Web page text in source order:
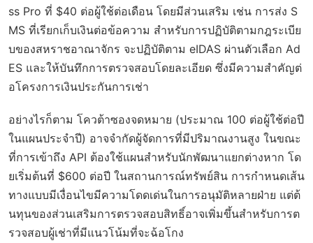
ss Pro ที่ $40 ต่อผู้ใช้ต่อเดือน โดยมีส่วนเสริม เช่น การส่ง S
MS ที่เรียกเก็บเงินต่อข้อความ สำหรับการปฏิบัติตามกฎระเบีย
บของสหราชอาณาจักร จะปฏิบัติตาม eIDAS ผ่านตัวเลือก Ad
ES และให้บันทึกการตรวจสอบโดยละเอียด ซึ่งมีความสำคัญต่
อโครงการเงินประกันการเช่า
อย่างไรก็ตาม โควต้าซองจดหมาย (ประมาณ 100 ต่อผู้ใช้ต่อปี
ในแผนประจำปี) อาจจำกัดผู้จัดการที่มีปริมาณงานสูง ในขณะ
ที่การเข้าถึง API ต้องใช้แผนสำหรับนักพัฒนาแยกต่างหาก โด
ยเริ่มต้นที่ $600 ต่อปี ในสถานการณ์ทรัพย์สิน การกำหนดเส้น
ทางแบบมีเงื่อนไขมีความโดดเด่นในการอนุมัติหลายฝ่าย แต่ต้
นทุนของส่วนเสริมการตรวจสอบสิทธิ์อาจเพิ่มขึ้นสำหรับการต
รวจสอบผู้เช่าที่มีแนวโน้มที่จะฉ้อโกง